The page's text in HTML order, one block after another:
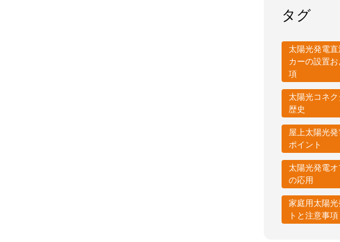
タグ
太陽光発電
カーの設置
項
太陽光コネ
歴史
屋上太陽光
ポイント
太陽光発電
の応用
家庭用太陽
トと注意事項